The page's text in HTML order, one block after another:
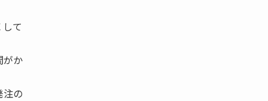
て
がか
注の